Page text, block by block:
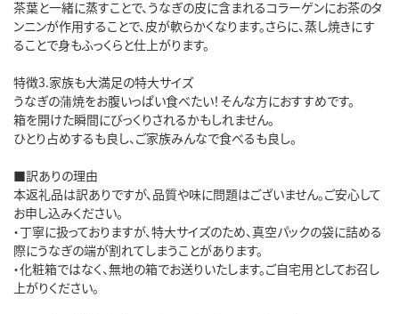
茶葉と一緒に蒸すことで、うなぎの皮に含まれるコラーゲンにお茶のタ
ンニンが作用することで、皮が軟らかくなります。さらに、蒸し焼きにす
ることで身もふっくらと仕上がります。
特徴3.家族も大満足の特大サイズ
うなぎの蒲焼をお腹いっぱい食べたい！そんな方におすすめです。
箱を開けた瞬間にびっくりされるかもしれません。
ひとり占めするも良し、ご家族みんなで食べるも良し。
■訳ありの理由
本返礼品は訳ありですが、品質や味に問題はございません。ご安心して
お申し込みください。
・丁寧に扱っておりますが、特大サイズのため、真空パックの袋に詰める
際にうなぎの端が割れてしまうことがあります。
・化粧箱ではなく、無地の箱でお送りいたします。ご自宅用としてお召し
上がりください。